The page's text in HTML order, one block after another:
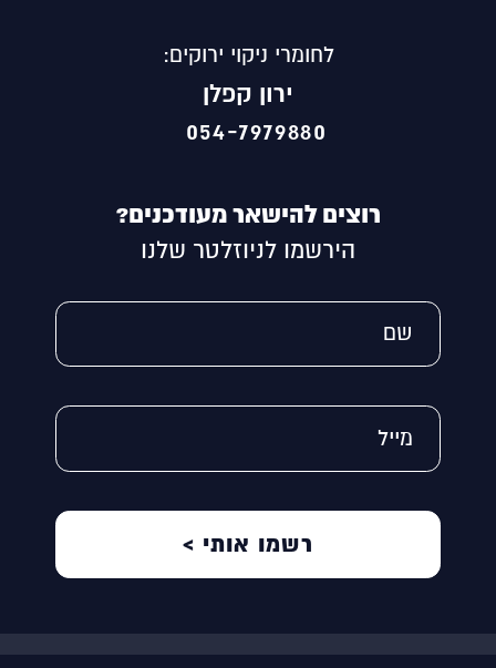
לחומרי ניקוי ירוקים:
ירון קפלן
054-7979880
רוצים להישאר מעודכנים?
הירשמו לניוזלטר שלנו
שם
מייל
Alternative: